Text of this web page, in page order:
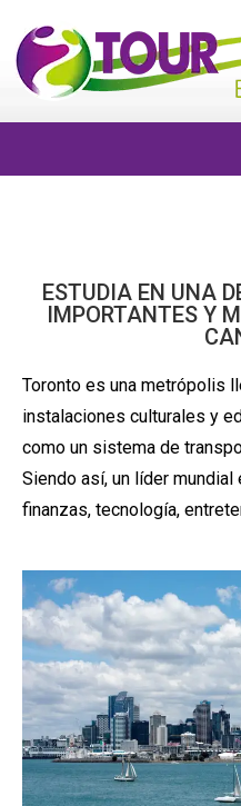
ESTUDIA EN UNA
IMPORTANTES Y
Toronto es una metrópolis
instalaciones culturales y
como un sistema de
Siendo así, un líder
finanzas, tecnología,